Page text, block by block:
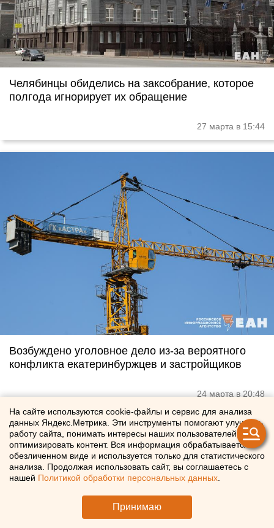
Челябинцы обиделись на заксобрание, которое
полгода игнорирует их обращение
27 марта в 15:44
Возбуждено уголовное дело из-за вероятного
конфликта екатеринбуржцев и застройщиков
24 марта в 20:48
На сайте используются cookie-файлы и сервис для анализа
данных Яндекс.Метрика. Эти инструменты помогают улучшать
работу сайта, понимать интересы наших пользователей и
оптимизировать контент. Вся информация обрабатывается в
обезличенном виде и используется только для статистического
анализа. Продолжая использовать сайт, вы соглашаетесь с
нашей Политикой обработки персональных данных
Принимаю